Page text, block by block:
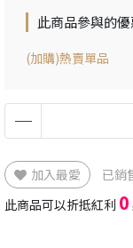
此商品參與的
(加購)熱賣單品
加入最愛
已銷
此商品可以折抵紅利 0